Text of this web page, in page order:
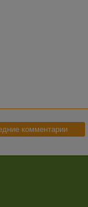
комментарии